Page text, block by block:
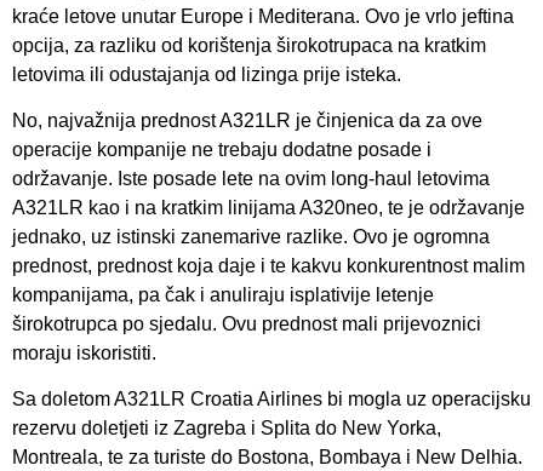
kraće letove unutar Europe i Mediterana. Ovo je vrlo jeftina
opcija, za razliku od korištenja širokotrupaca na kratkim
letovima ili odustajanja od lizinga prije isteka.
No, najvažnija prednost A321LR je činjenica da za ove
operacije kompanije ne trebaju dodatne posade i
održavanje. Iste posade lete na ovim long-haul letovima
A321LR kao i na kratkim linijama A320neo, te je održavanje
jednako, uz istinski zanemarive razlike. Ovo je ogromna
prednost, prednost koja daje i te kakvu konkurentnost malim
kompanijama, pa čak i anuliraju isplativije letenje
širokotrupca po sjedalu. Ovu prednost mali prijevoznici
moraju iskoristiti.
Sa doletom A321LR Croatia Airlines bi mogla uz operacijsku
rezervu doletjeti iz Zagreba i Splita do New Yorka,
Montreala, te za turiste do Bostona, Bombaya i New Delhia.